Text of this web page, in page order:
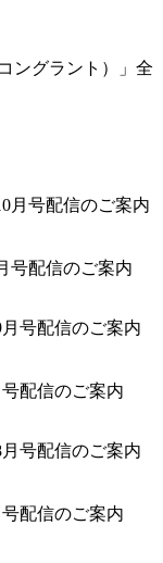
ングラント）」全
号配信のご案内
配信のご案内
配信のご案内